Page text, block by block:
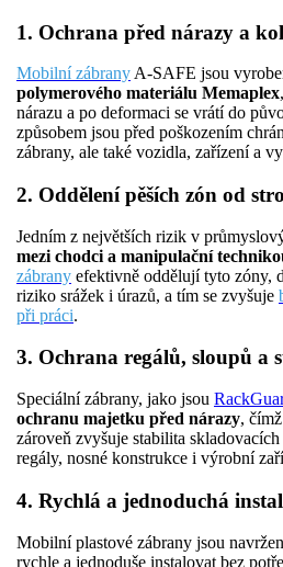
1. Ochrana před nárazy a
Mobilní zábrany A-SAFE jsou
polymerového materiálu Memaplex
nárazu a po deformaci se vrátí do
způsobem jsou před poškozením
zábrany, ale také vozidla, zařízení a
2. Oddělení pěších zón od
Jedním z největších rizik v
mezi chodci a manipulační
zábrany efektivně oddělují tyto zóny,
riziko srážek i úrazů, a tím se zvyšuje
při práci.
3. Ochrana regálů, sloupů a
Speciální zábrany, jako jsou
ochranu majetku před nárazy,
zároveň zvyšuje stabilita
regály, nosné konstrukce i výrobní
4. Rychlá a jednoduchá
Mobilní plastové zábrany jsou
rychle a jednoduše instalovat bez